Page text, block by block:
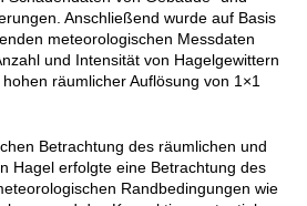
Anschließend wurde auf Basis
meteorologischen Messdaten
und Intensität von Hagelgewittern
räumlicher Auflösung von 1×1
Betrachtung des räumlichen und
Hagel erfolgte eine Betrachtung des
Randbedingungen wie